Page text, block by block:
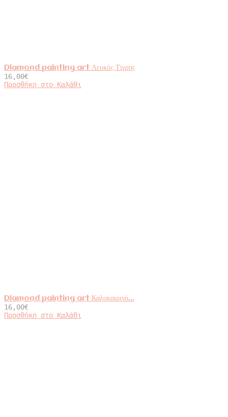
Diamond painting art Λευκός Τίγρης
16,00€
Προσθήκη στο Καλάθι
Diamond painting art Καλοκαιρινό...
16,00€
Προσθήκη στο Καλάθι